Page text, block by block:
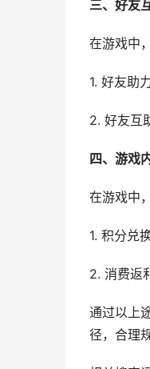
三、好友
在游戏中
1. 好友助
2. 好友互
四、游戏
在游戏中
1. 积分兑
2. 消费返
通过以上
径，合理